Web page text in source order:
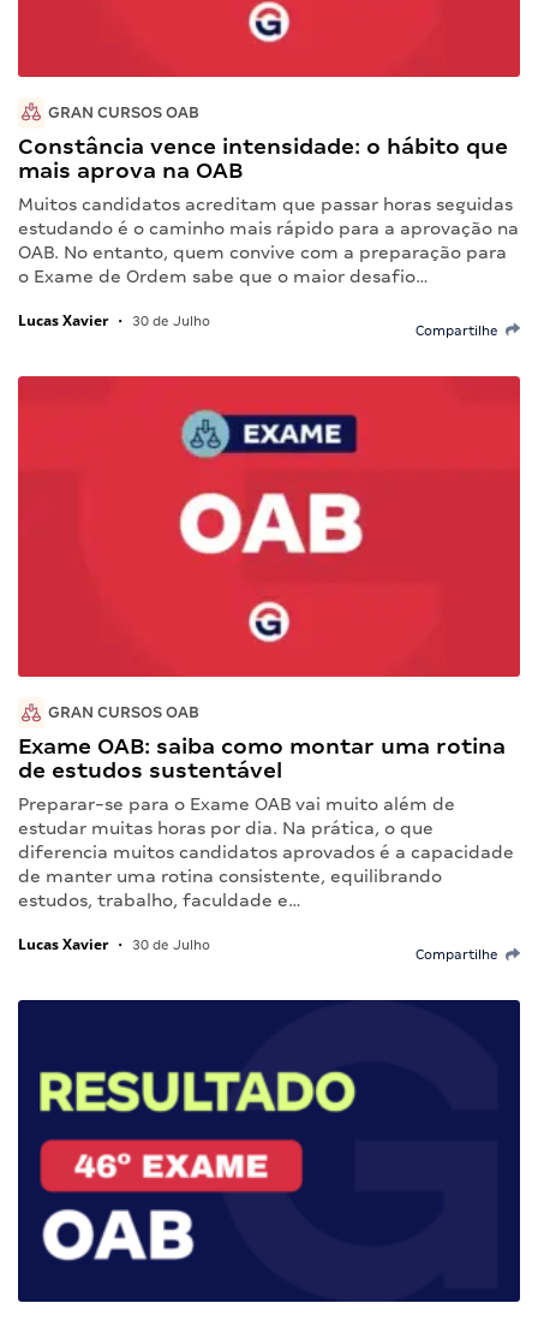
GRAN CURSOS OAB
Constância vence intensidade: o hábito que
mais aprova na OAB
Muitos candidatos acreditam que passar horas seguidas
estudando é o caminho mais rápido para a aprovação na
OAB. No entanto, quem convive com a preparação para
o Exame de Ordem sabe que o maior desafio…
Lucas Xavier • 30 de Julho
Compartilhe
GRAN CURSOS OAB
Exame OAB: saiba como montar uma rotina
de estudos sustentável
Preparar-se para o Exame OAB vai muito além de
estudar muitas horas por dia. Na prática, o que
diferencia muitos candidatos aprovados é a capacidade
de manter uma rotina consistente, equilibrando
estudos, trabalho, faculdade e…
Lucas Xavier • 30 de Julho
Compartilhe